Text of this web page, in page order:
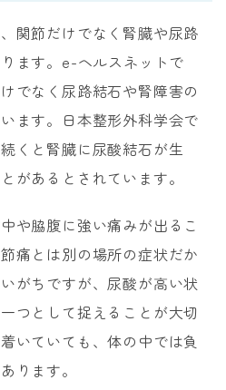
関節だけでなく腎臓や尿路
ます。e-ヘルスネットで
でなく尿路結石や腎障害の
ます。日本整形外科学会で
くと腎臓に尿酸結石が生
があるとされています。
や脇腹に強い痛みが出るこ
痛とは別の場所の症状だか
がちですが、尿酸が高い状
つとして捉えることが大切
いていても、体の中では負
ります。